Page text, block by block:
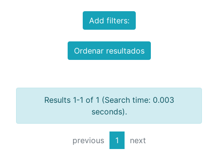
Add filters:
Ordenar resultados
Results 1-1 of 1 (Search time: 0.003
seconds).
previous 1 next